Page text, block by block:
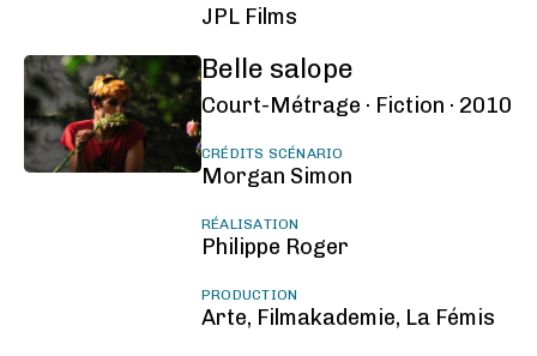
JPL Films
Belle salope
Court-Métrage · Fiction · 2010
CRÉDITS SCÉNARIO
Morgan Simon
RÉALISATION
Philippe Roger
PRODUCTION
Arte, Filmakademie, La Fémis